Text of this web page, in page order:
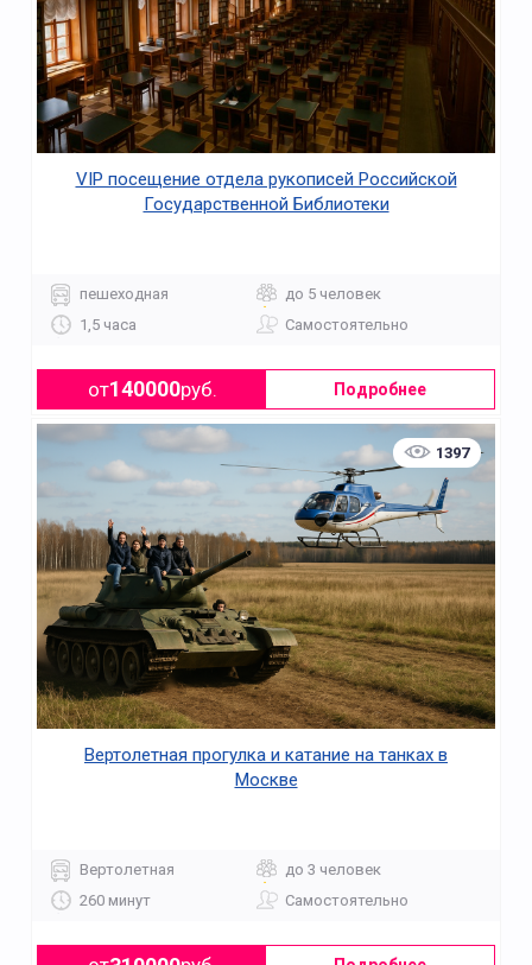
VIP посещение отдела рукописей Российской
Государственной Библиотеки
пешеходная
до 5 человек
1,5 часа
Самостоятельно
от140000руб. Подробнее
1397
Вертолетная прогулка и катание на танках в
Москве
Вертолетная
до 3 человек
260 минут
Самостоятельно